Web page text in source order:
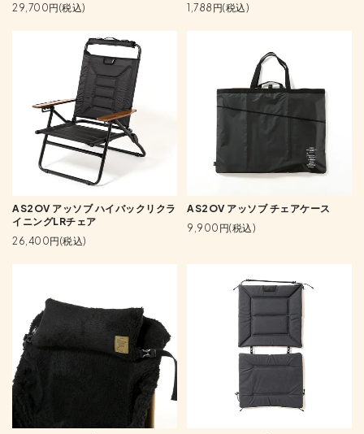
29,700円(税込)
1,788円(税込)
AS2OV アッソブ ハイバックリクラ
イニングLRチェア
26,400円(税込)
AS2OV アッソブ チェアケース
9,900円(税込)